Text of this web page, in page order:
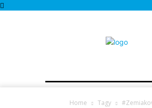
Home Tagy